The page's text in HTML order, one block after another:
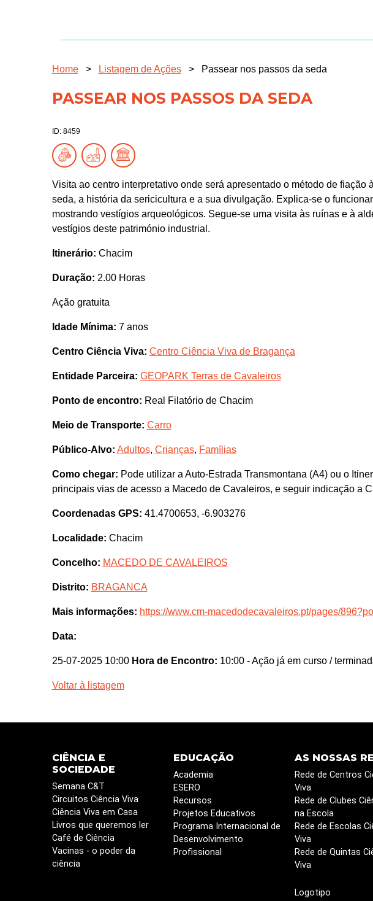
Home > Listagem de Ações > Passear nos passos da seda
PASSEAR NOS PASSOS DA SEDA
ID: 8459
Visita ao centro interpretativo onde será apresentado o método de fiação
seda, a história da sericicultura e a sua divulgação. Explica-se o
mostrando vestígios arqueológicos. Segue-se uma visita às ruínas e à
vestígios deste património industrial.
Itinerário: Chacim
Duração: 2.00 Horas
Ação gratuita
Idade Mínima: 7 anos
Centro Ciência Viva: Centro Ciência Viva de Bragança
Entidade Parceira: GEOPARK Terras de Cavaleiros
Ponto de encontro: Real Filatório de Chacim
Meio de Transporte: Carro
Público-Alvo: Adultos, Crianças, Famílias
Como chegar: Pode utilizar a Auto-Estrada Transmontana (A4) ou o
principais vias de acesso a Macedo de Cavaleiros, e seguir indicação a
Coordenadas GPS: 41.4700653, -6.903276
Localidade: Chacim
Concelho: MACEDO DE CAVALEIROS
Distrito: BRAGANCA
Mais informações: https://www.cm-macedodecavaleiros.pt/pages/
Data:
25-07-2025 10:00 Hora de Encontro: 10:00 - Ação já em curso /
Voltar à listagem
CIÊNCIA E
SOCIEDADE
Semana C&T
Circuitos Ciência Viva
Ciência Viva em Casa
Livros que queremos ler
Café de Ciência
Vacinas - o poder da
ciência
EDUCAÇÃO
Academia
ESERO
Recursos
Projetos Educativos
Programa Internacional de
Desenvolvimento
Profissional
AS NOSSAS
Rede de Centros
Viva
Rede de Clubes
na Escola
Rede de Escolas
Viva
Rede de Quintas
Viva
Logotipo